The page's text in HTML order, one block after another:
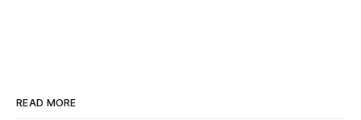
READ MORE